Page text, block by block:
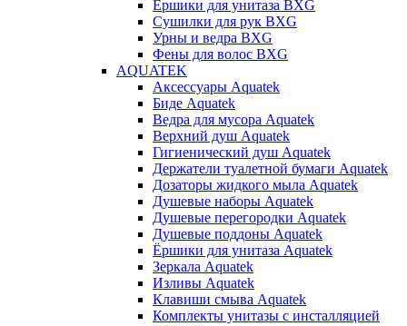
Ершики для унитаза BXG
Сушилки для рук BXG
Урны и ведра BXG
Фены для волос BXG
AQUATEK
Аксессуары Aquatek
Биде Aquatek
Ведра для мусора Aquatek
Верхний душ Aquatek
Гигиенический душ Aquatek
Держатели туалетной бумаги Aquatek
Дозаторы жидкого мыла Aquatek
Душевые наборы Aquatek
Душевые перегородки Aquatek
Душевые поддоны Aquatek
Ёршики для унитаза Aquatek
Зеркала Aquatek
Изливы Aquatek
Клавиши смыва Aquatek
Комплекты унитазы с инсталляцией